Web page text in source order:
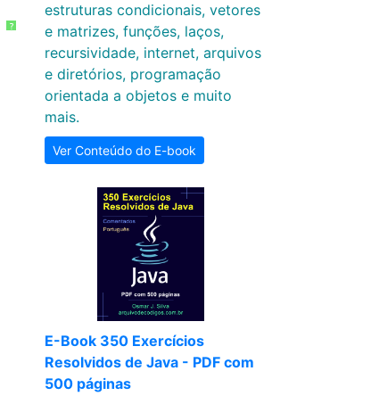
?
estruturas condicionais, vetores
e matrizes, funções, laços,
recursividade, internet, arquivos
e diretórios, programação
orientada a objetos e muito
mais.
Ver Conteúdo do E-book
E-Book 350 Exercícios
Resolvidos de Java - PDF com
500 páginas